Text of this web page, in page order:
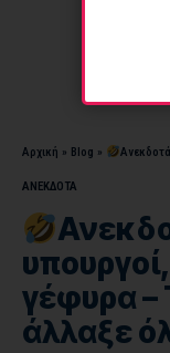
Αρχική » Blog »
ΑΝΕΚΔΟΤΑ
γέφυρα –
άλλαξε